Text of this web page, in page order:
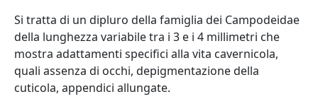
Si tratta di un dipluro della famiglia dei Campodeidae
della lunghezza variabile tra i 3 e i 4 millimetri che
mostra adattamenti specifici alla vita cavernicola,
quali assenza di occhi, depigmentazione della
cuticola, appendici allungate.